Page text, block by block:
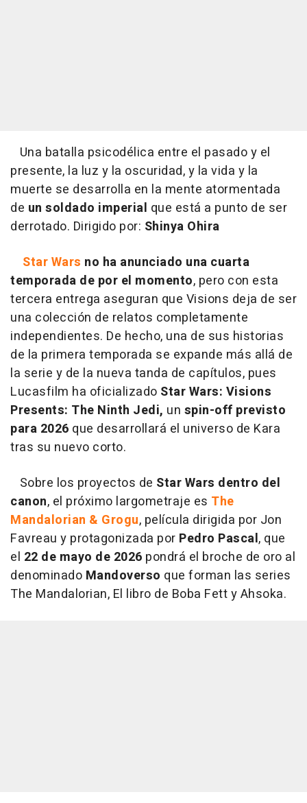
Una batalla psicodélica entre el pasado y el
presente, la luz y la oscuridad, y la vida y la
muerte se desarrolla en la mente atormentada
de un soldado imperial que está a punto de ser
derrotado. Dirigido por: Shinya Ohira
Star Wars no ha anunciado una cuarta
temporada de por el momento, pero con esta
tercera entrega aseguran que Visions deja de ser
una colección de relatos completamente
independientes. De hecho, una de sus historias
de la primera temporada se expande más allá de
la serie y de la nueva tanda de capítulos, pues
Lucasfilm ha oficializado Star Wars: Visions
Presents: The Ninth Jedi, un spin-off previsto
para 2026 que desarrollará el universo de Kara
tras su nuevo corto.
Sobre los proyectos de Star Wars dentro del
canon, el próximo largometraje es The
Mandalorian & Grogu, película dirigida por Jon
Favreau y protagonizada por Pedro Pascal, que
el 22 de mayo de 2026 pondrá el broche de oro al
denominado Mandoverso que forman las series
The Mandalorian, El libro de Boba Fett y Ahsoka.